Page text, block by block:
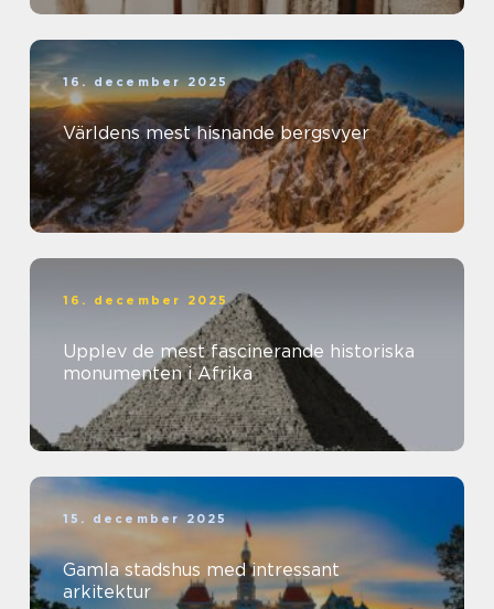
16. december 2025
Världens mest hisnande bergsvyer
16. december 2025
Upplev de mest fascinerande historiska
monumenten i Afrika
15. december 2025
Gamla stadshus med intressant
arkitektur